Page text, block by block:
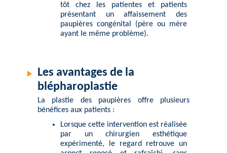
tôt chez les patientes et patients
présentant un affaissement des
paupières congénital (père ou mère
ayant le même problème).
Les avantages de la
blépharoplastie
La plastie des paupières offre plusieurs
bénéfices aux patients :
Lorsque cette intervention est réalisée
par un chirurgien esthétique
expérimenté, le regard retrouve un